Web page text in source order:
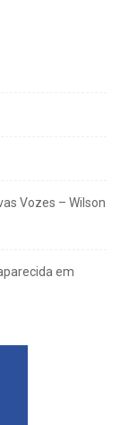
Vozes – Wilson
em